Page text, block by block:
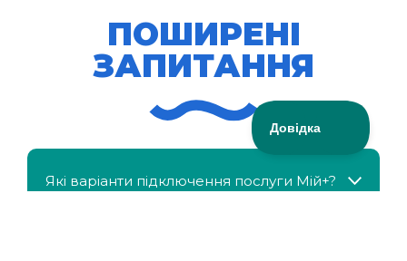
ПОШИРЕНІ
ЗАПИТАННЯ
Які варіанти підключення послуги Мій+?